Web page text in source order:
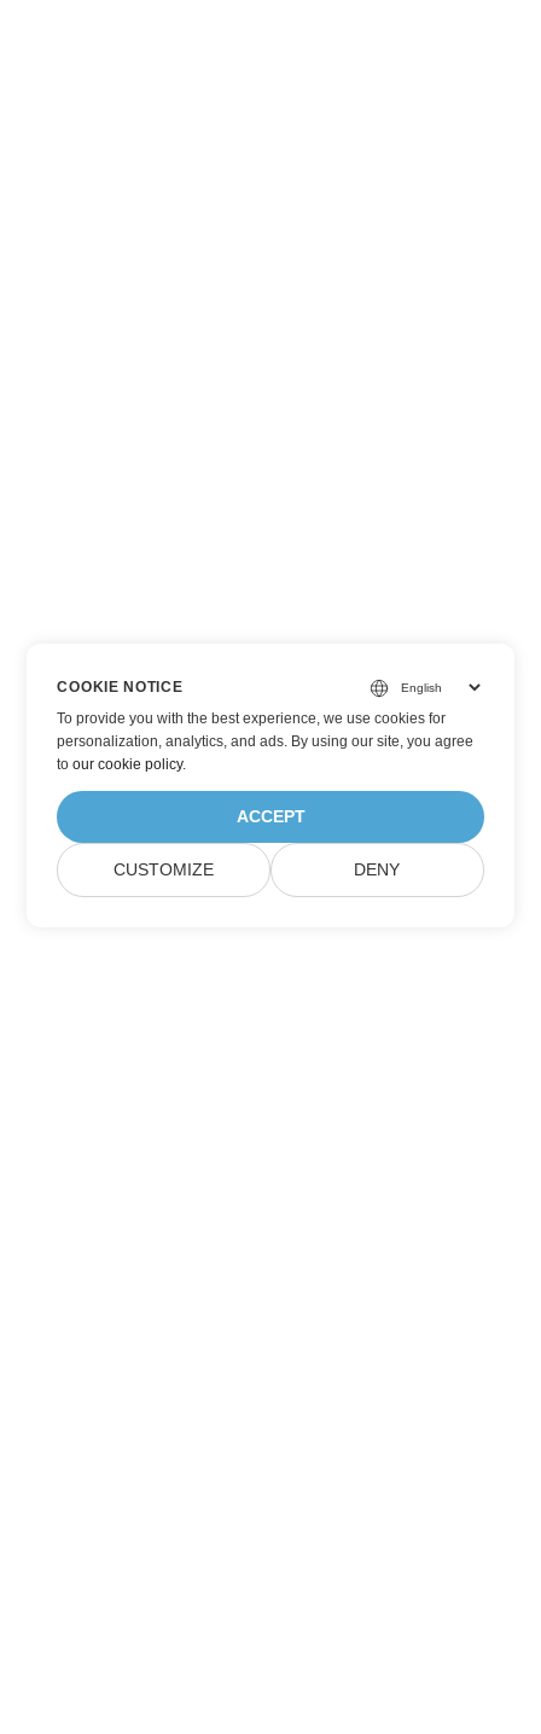
COOKIE NOTICE
To provide you with the best experience, we use cookies for
personalization, analytics, and ads. By using our site, you agree
toour cookie policy.
ACCEPT
CUSTOMIZE DENY